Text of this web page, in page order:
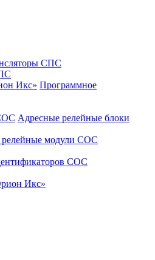
СПС
Икс» Программное
Адресные релейные блоки
релейные модули СОС
СОС
Икс»